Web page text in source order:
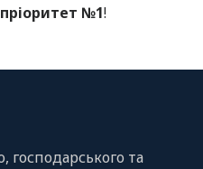
№1!
господарського та